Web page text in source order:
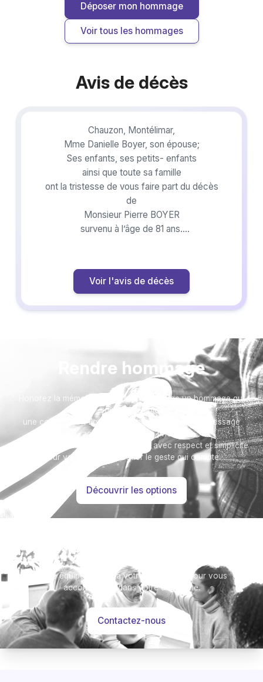
Déposer mon hommage
Voir tous les hommages
Avis de décès
Chauzon, Montélimar,
Mme Danielle Boyer, son épouse;
Ses enfants, ses petits- enfants
ainsi que toute sa famille
ont la tristesse de vous faire part du décès
de
Monsieur Pierre BOYER
survenu à l’âge de 81 ans.
Chauzon, suivie d’un recueillement à 15h00
au crématorium de Lavilledieu.
remerciements.
Voir l'avis de décès
Rendre hommage
Honorez la mémoire de votre proche avec un hommage qui
vous ressemble :
une composition florale, un arbre, ou encore un message
accompagné d'une photo.
Toutes nos options sont présentées avec respect et simplicité
pour vous aider à marquer le geste qui compte.
Découvrir les options
Notre équipe se tient à votre disposition pour vous
accompagner dans votre démarche.
Contactez-nous